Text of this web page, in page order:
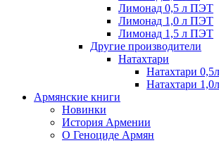
Лимонад 0,5 л ПЭТ
Лимонад 1,0 л ПЭТ
Лимонад 1,5 л ПЭТ
Другие производители
Натахтари
Натахтари 0,5л
Натахтари 1,0л
Армянские книги
Новинки
История Армении
О Геноциде Армян